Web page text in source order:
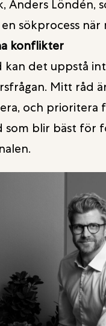
Löndén,
sökprocess när
konflikter
kan det uppstå
Mitt råd
och prioritera
som blir bäst för